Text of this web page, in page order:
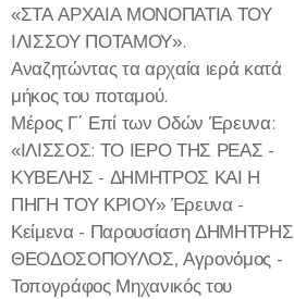
«ΣΤΑ ΑΡΧΑΙΑ ΜΟΝΟΠΑΤΙΑ ΤΟΥ
ΙΛΙΣΣΟΥ ΠΟΤΑΜΟΥ».
Αναζητώντας τα αρχαία ιερά κατά
μήκος του ποταμού.
Μέρος Γ΄ Επί των Οδών Έρευνα:
«ΙΛΙΣΣΟΣ: ΤΟ ΙΕΡΟ ΤΗΣ ΡΕΑΣ -
ΚΥΒΕΛΗΣ - ΔΗΜΗΤΡΟΣ ΚΑΙ Η
ΠΗΓΗ ΤΟΥ ΚΡΙΟΥ» Έρευνα -
Κείμενα - Παρουσίαση ΔΗΜΗΤΡΗΣ
ΘΕΟΔΟΣΟΠΟΥΛΟΣ, Αγρονόμος -
Τοπογράφος Μηχανικός του